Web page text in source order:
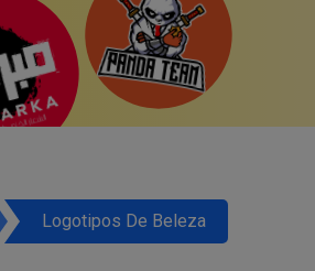
Logotipos De Beleza